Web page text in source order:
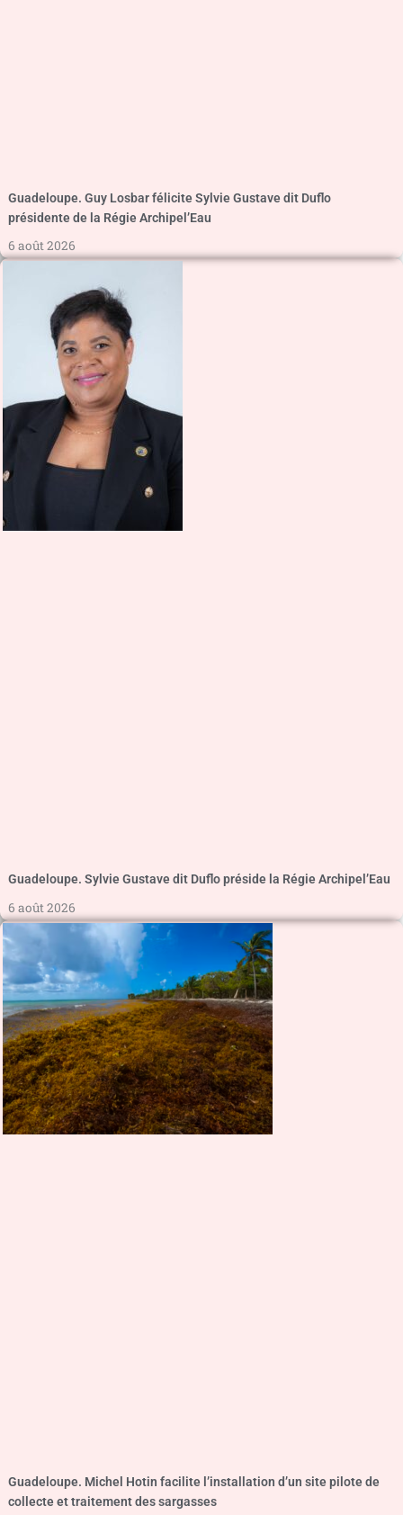
Guadeloupe. Guy Losbar félicite Sylvie Gustave dit Duflo
présidente de la Régie Archipel’Eau
6 août 2026
Guadeloupe. Sylvie Gustave dit Duflo préside la Régie Archipel’Eau
6 août 2026
Guadeloupe. Michel Hotin facilite l’installation d’un site pilote de
collecte et traitement des sargasses